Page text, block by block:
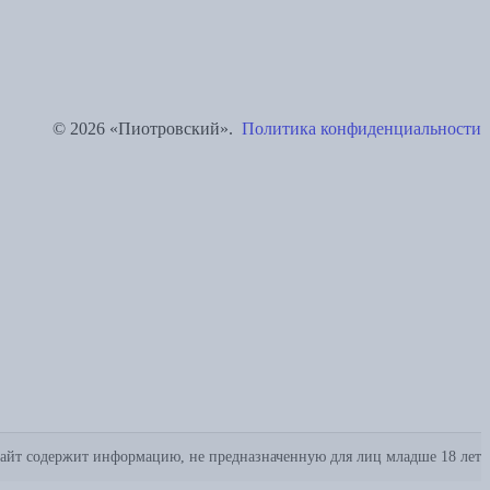
© 2026 «Пиотровский». Политика конфиденциальности
содержит информацию, не предназначенную для лиц младше 18 лет